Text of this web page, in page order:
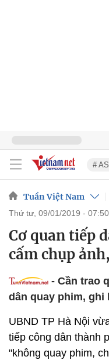
#
Tuần Việt Nam
thứ tư, 09/01/2019 - 07:50
Cơ quan tiếp
cấm chụp
- Cần trao
dân quay phim, ghi
UBND TP Hà Nội
tiếp công dân thành
"không quay phim,